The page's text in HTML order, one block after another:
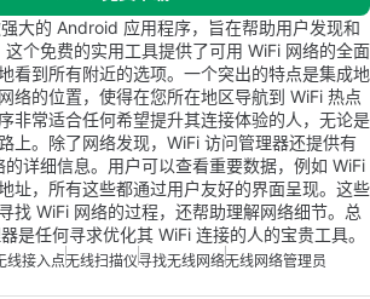
大的 Android 应用程序，旨在帮助用户发现和
个免费的实用工具提供了可用 WiFi 网络的全面
看到所有附近的选项。一个突出的特点是集成地
络的位置，使得在您所在地区导航到 WiFi 热点
非常适合任何希望提升其连接体验的人，无论是
上。除了网络发现，WiFi 访问管理器还提供有
详细信息。用户可以查看重要数据，例如 WiFi
址，所有这些都通过用户友好的界面呈现。这些
找 WiFi 网络的过程，还帮助理解网络细节。总
是任何寻求优化其 WiFi 连接的人的宝贵工具。
线接入点无线扫描仪寻找无线网络无线网络管理员